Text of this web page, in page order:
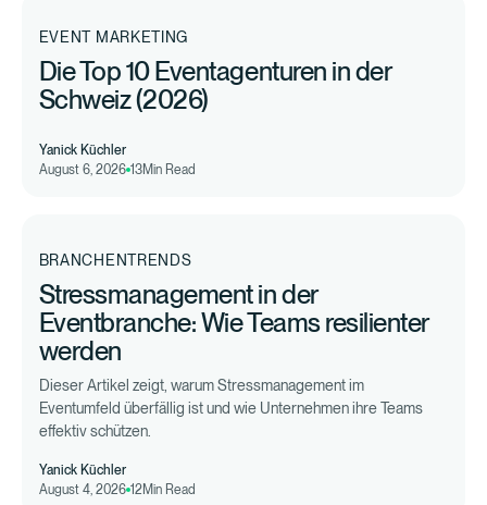
EVENT MARKETING
Die Top 10 Eventagenturen in der
Schweiz (2026)
Yanick Küchler
August 6, 2026 13Min Read
BRANCHENTRENDS
Stressmanagement in der
Eventbranche: Wie Teams resilienter
werden
Dieser Artikel zeigt, warum Stressmanagement im
Eventumfeld überfällig ist und wie Unternehmen ihre Teams
effektiv schützen.
Yanick Küchler
August 4, 2026 12Min Read